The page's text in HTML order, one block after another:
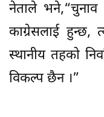
नेताले भने,“चुनाव
काग्रेसलाई
स्थानीय तहको
विकल्प छैन ।”